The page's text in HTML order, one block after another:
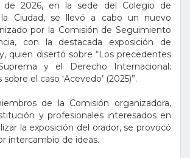
de 2026, en la sede del Colegio de
Ciudad, se llevó a cabo un nuevo
por la Comisión de Seguimiento
con la destacada exposición de
quien disertó sobre “Los precedentes
y el Derecho Internacional:
el caso ‘Acevedo’ (2025)”.
de la Comisión organizadora,
y profesionales interesados en
la exposición del orador, se provocó
intercambio de ideas.